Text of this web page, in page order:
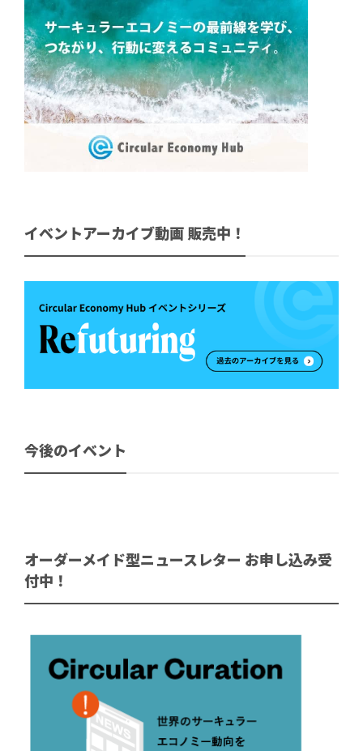
イベントアーカイブ動画 販売中！
今後のイベント
オーダーメイド型ニュースレター お申し込み受
付中！